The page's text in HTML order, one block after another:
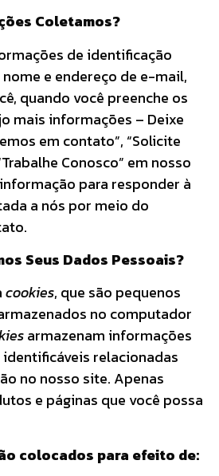
Coletamos?
de identificação
e endereço de e-mail,
quando você preenche os
mais informações – Deixe
em contato”, “Solicite
Conosco” em nosso
para responder à
a nós por meio do
Seus Dados Pessoais?
cookies, que são pequenos
no computador
armazenam informações
relacionadas
no nosso site. Apenas
e páginas que você possa
colocados para efeito de: